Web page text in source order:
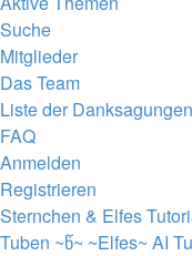
Suche
Mitglieder
Das Team
Liste der Danksagungen
FAQ
Anmelden
Registrieren
Sternchen & Elfes
Tuben ~წ~ ~Elfes~ AI